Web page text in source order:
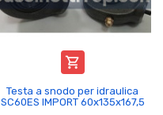

Testa a snodo per idraulica
SC60ES IMPORT 60x135x167,5